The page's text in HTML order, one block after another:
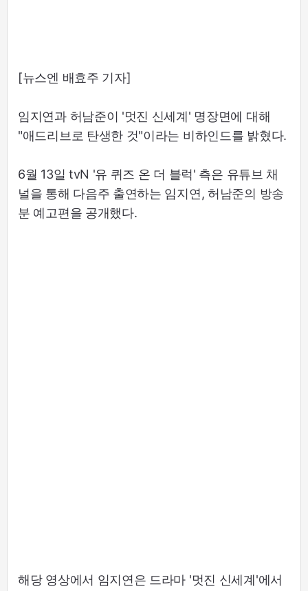
[뉴스엔 배효주 기자]
임지연과 허남준이 '멋진 신세계' 명장면에 대해
"애드리브로 탄생한 것"이라는 비하인드를 밝혔다.
6월 13일 tvN '유 퀴즈 온 더 블럭' 측은 유튜브 채
널을 통해 다음주 출연하는 임지연, 허남준의 방송
분 예고편을 공개했다.
해당 영상에서 임지연은 드라마 '멋진 신세계'에서